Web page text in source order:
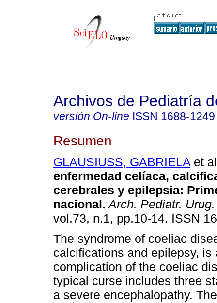
Archivos de Pediatría
versión On-line ISSN 1688-1249
Resumen
GLAUSIUSS, GABRIELA et
enfermedad celíaca,
cerebrales y epilepsia:
nacional. Arch. Pediatr. Urug.
vol.73, n.1, pp.10-14. ISSN
The syndrome of coeliac
calcifications and epilepsy, is
complication of the coeliac
typical curse includes three
a severe encephalopathy.